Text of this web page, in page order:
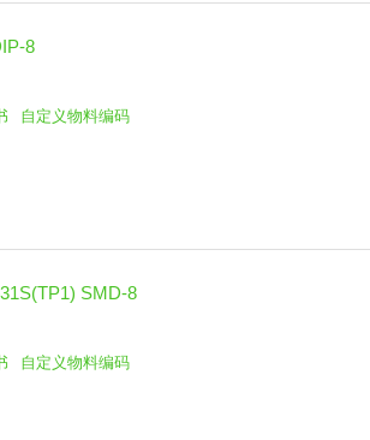
8
自定义物料编码
SMD-8
自定义物料编码